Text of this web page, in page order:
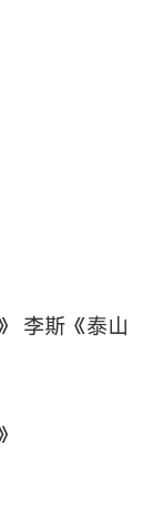
李斯《泰山